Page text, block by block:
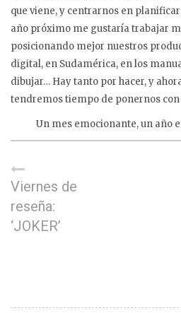
que viene, y centrarnos en
año próximo me gustaría trabajar
posicionando mejor nuestros
digital, en Sudamérica, en los
dibujar… Hay tanto por hacer, y
tendremos tiempo de ponernos con
Un mes emocionante, un año
Viernes de
reseña:
‘JOKER’